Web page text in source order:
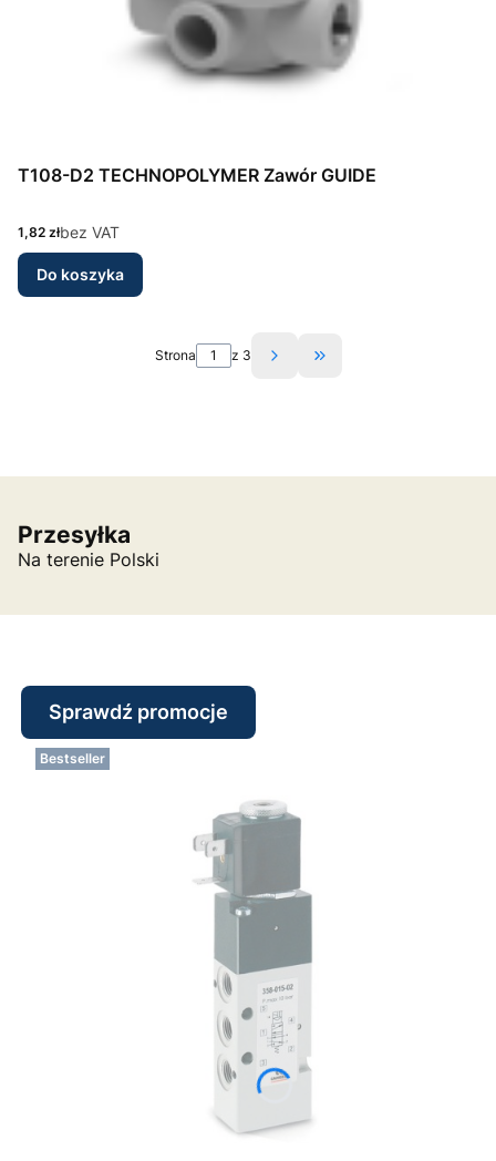
T108-D2 TECHNOPOLYMER Zawór GUIDE
Cena
1,82 złbez VAT
Do koszyka
Strona z 3 Przejdź do ostatniej
Przesyłka
Na terenie Polski
Sprawdź promocje
Bestseller